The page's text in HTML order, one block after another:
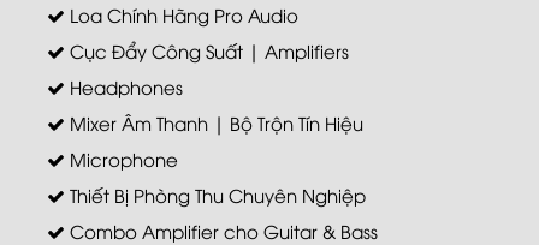
Loa Chính Hãng Pro Audio
Cục Đẩy Công Suất | Amplifiers
Headphones
Mixer Âm Thanh | Bộ Trộn Tín Hiệu
Microphone
Thiết Bị Phòng Thu Chuyên Nghiệp
Combo Amplifier cho Guitar & Bass